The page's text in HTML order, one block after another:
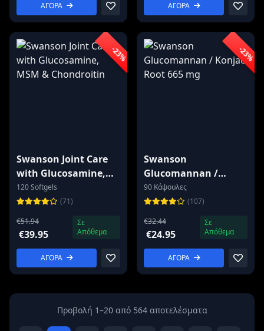
ΑΓΟΡΑ ΑΓΟΡΑ
-23%
Swanson Joint Care
with Glucosamine,
MSM & Chondroitin
120 Softgels
(71)
€51.94
€39.95
Σε
Απόθεμα
ΑΓΟΡΑ
-23%
Swanson
Glucomannan /
Konjac Root 665 mg
90 Κάψουλες
(107)
€32.44
€24.95
Σε
Απόθεμα
ΑΓΟΡΑ
Προβολή 1–20 από 564 αποτελέσματα